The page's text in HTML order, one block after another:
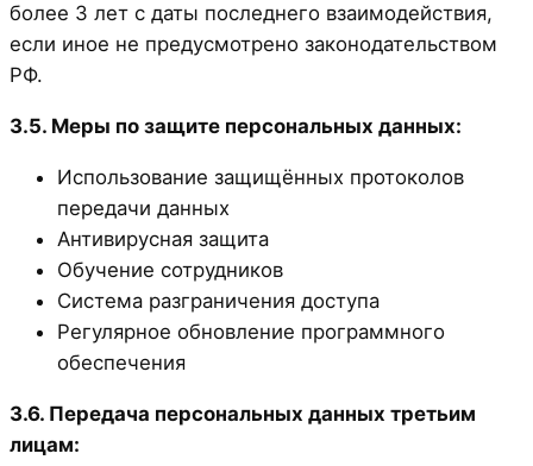
более 3 лет с даты последнего взаимодействия,
если иное не предусмотрено законодательством
РФ.
3.5. Меры по защите персональных данных:
Использование защищённых протоколов
передачи данных
Антивирусная защита
Обучение сотрудников
Система разграничения доступа
Регулярное обновление программного
обеспечения
3.6. Передача персональных данных третьим
лицам: